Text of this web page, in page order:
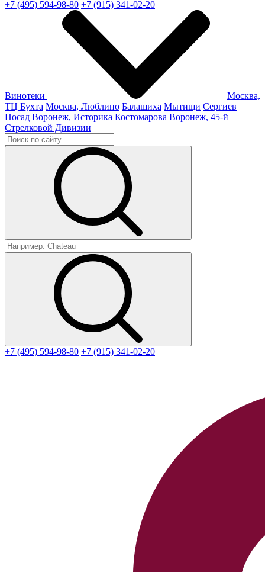
+7 (495) 594-98-80 +7 (915) 341-02-20
Винотеки
Москва,
ТЦ Бухта Москва, Люблино Балашиха Мытищи Сергиев
Посад Воронеж, Историка Костомарова Воронеж, 45-й
Стрелковой Дивизии
+7 (495) 594-98-80 +7 (915) 341-02-20